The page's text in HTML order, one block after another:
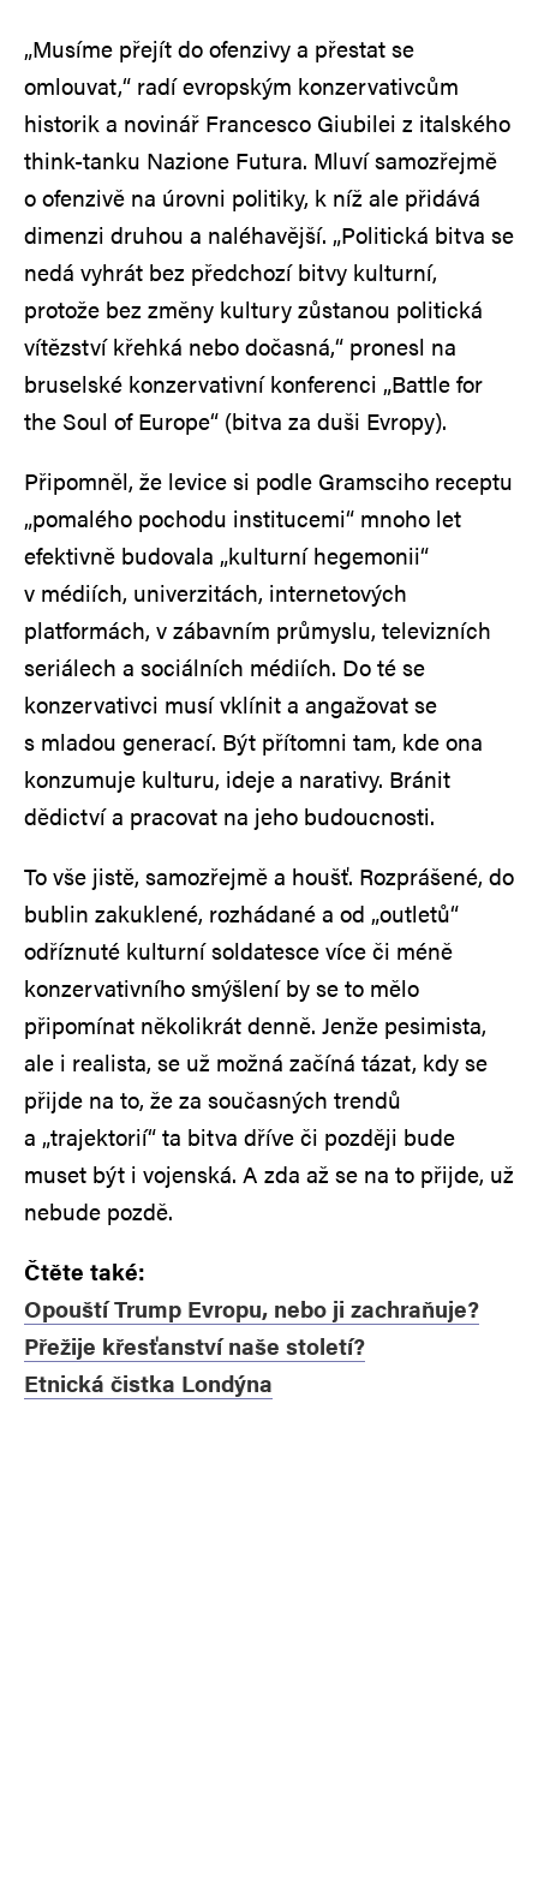
„Musíme přejít do ofenzivy a přestat se
omlouvat,“ radí evropským konzervativcům
historik a novinář Francesco Giubilei z italského
think-tanku Nazione Futura. Mluví samozřejmě
o ofenzivě na úrovni politiky, k níž ale přidává
dimenzi druhou a naléhavější. „Politická bitva se
nedá vyhrát bez předchozí bitvy kulturní,
protože bez změny kultury zůstanou politická
vítězství křehká nebo dočasná,“ pronesl na
bruselské konzervativní konferenci „Battle for
the Soul of Europe“ (bitva za duši Evropy).
Připomněl, že levice si podle Gramsciho receptu
„pomalého pochodu institucemi“ mnoho let
efektivně budovala „kulturní hegemonii“
v médiích, univerzitách, internetových
platformách, v zábavním průmyslu, televizních
seriálech a sociálních médiích. Do té se
konzervativci musí vklínit a angažovat se
s mladou generací. Být přítomni tam, kde ona
konzumuje kulturu, ideje a narativy. Bránit
dědictví a pracovat na jeho budoucnosti.
To vše jistě, samozřejmě a houšť. Rozprášené, do
bublin zakuklené, rozhádané a od „outletů“
odříznuté kulturní soldatesce více či méně
konzervativního smýšlení by se to mělo
připomínat několikrát denně. Jenže pesimista,
ale i realista, se už možná začíná tázat, kdy se
přijde na to, že za současných trendů
a „trajektorií“ ta bitva dříve či později bude
muset být i vojenská. A zda až se na to přijde, už
nebude pozdě.
Čtěte také:
Opouští Trump Evropu, nebo ji zachraňuje?
Přežije křesťanství naše století?
Etnická čistka Londýna